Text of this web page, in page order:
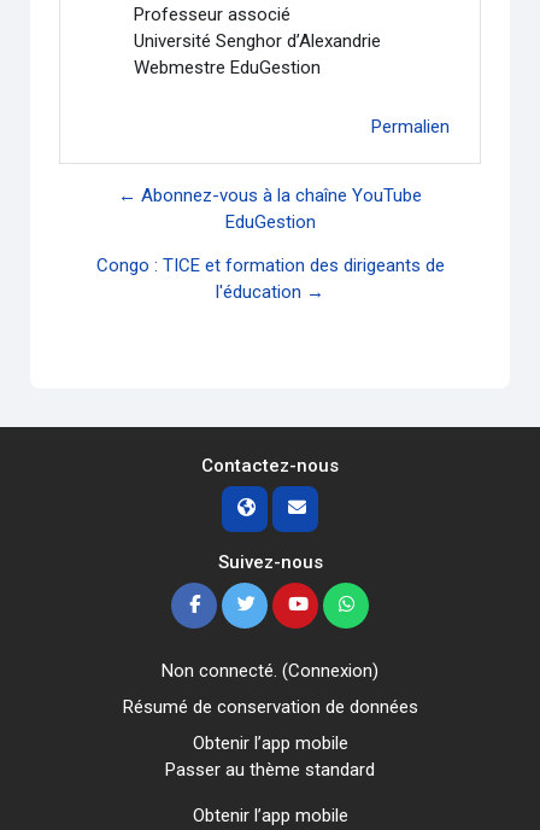
Professeur associé
Université Senghor d’Alexandrie
Webmestre EduGestion
Permalien
← Abonnez-vous à la chaîne YouTube
EduGestion
Congo : TICE et formation des dirigeants de
l'éducation →
Contactez-nous
Suivez-nous
Non connecté. (Connexion)
Résumé de conservation de données
Obtenir l’app mobile
Passer au thème standard
Obtenir l’app mobile